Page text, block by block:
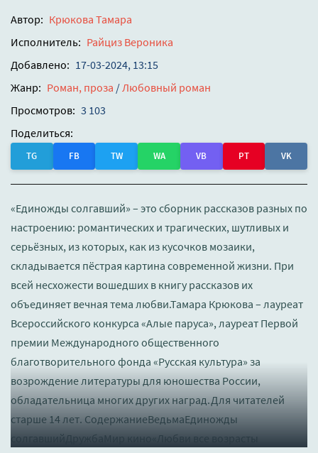
Автор: Крюкова Тамара
Исполнитель: Райциз Вероника
Добавлено: 17-03-2024, 13:15
Жанр: Роман, проза /Любовный роман
Просмотров: 3 103
Поделиться:
TG FB TW WA VB PT VK
«Единожды солгавший» – это сборник рассказов разных по
настроению: романтических и трагических, шутливых и
серьёзных, из которых, как из кусочков мозаики,
складывается пёстрая картина современной жизни. При
всей несхожести вошедших в книгу рассказов их
объединяет вечная тема любви.Тамара Крюкова – лауреат
Всероссийского конкурса «Алые паруса», лауреат Первой
премии Международного общественного
благотворительного фонда «Русская культура» за
возрождение литературы для юношества России,
обладательница многих других наград.Для читателей
старше 14 лет. СодержаниеВедьмаЕдиножды
солгавшийДружбаМир кино«Любви все возрасты